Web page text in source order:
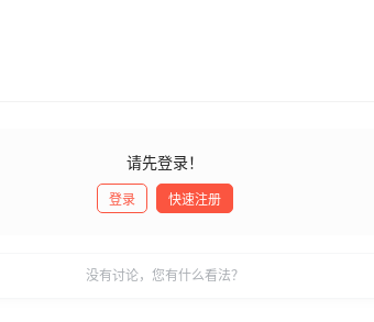
请先登录！
登录 快速注册
没有讨论，您有什么看法？